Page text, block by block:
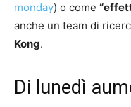
monday) o come
anche un team di
Kong.
Di lunedì